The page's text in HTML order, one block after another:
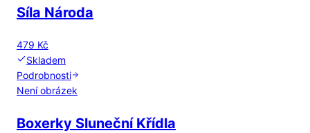
Síla Národa
479 Kč
Skladem
Podrobnosti
Není obrázek
Boxerky Sluneční Křídla